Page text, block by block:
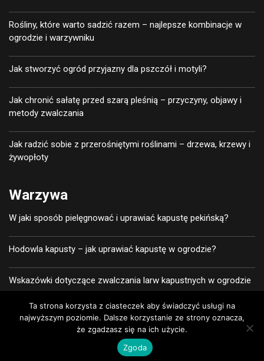
Rośliny, które warto sadzić razem – najlepsze kombinacje w
ogrodzie i warzywniku
Jak stworzyć ogród przyjazny dla pszczół i motyli?
Jak chronić sałatę przed szarą pleśnią – przyczyny, objawy i
metody zwalczania
Jak radzić sobie z przerośniętymi roślinami – drzewa, krzewy i
żywopłoty
Warzywa
W jaki sposób pielęgnować i uprawiać kapustę pekińską?
Hodowla kapusty – jak uprawiać kapustę w ogrodzie?
Wskazówki dotyczące zwalczania larw kapustnych w ogrodzie
Kiedy zbierać ogórki i jak zapobiegać powstawaniu ogórka
żółtego?
Ta strona korzysta z ciasteczek aby świadczyć usługi na
najwyższym poziomie. Dalsze korzystanie ze strony oznacza,
że zgadzasz się na ich użycie.
Zgoda